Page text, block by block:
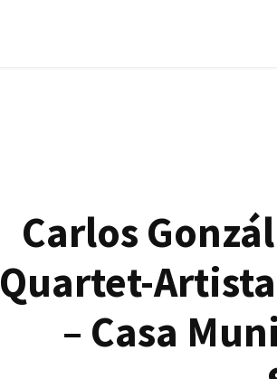
Carlos
Quartet-
– Casa